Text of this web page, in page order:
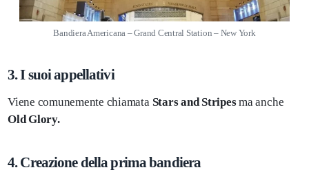
Bandiera Americana – Grand Central Station – New York
3. I suoi appellativi
Viene comunemente chiamata Stars and Stripesma anche
Old Glory.
4. Creazione della prima bandiera